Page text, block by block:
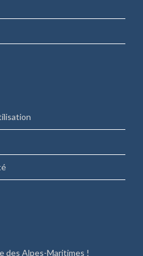
des Alpes-Maritimes !